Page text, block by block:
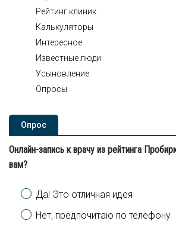
Рейтинг клиник
Калькуляторы
Интересное
Известные люди
Усыновление
Опросы
Опроc
Онлайн-запись к врачу из рейтинга
вам?
Варианты
Да! Это отличная идея
Нет, предпочитаю по телефону